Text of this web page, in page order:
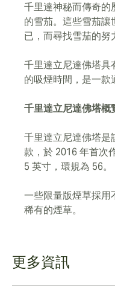
千里達神秘而傳奇
的雪茄。這些雪茄讓
已，而尋找雪茄的努
千里達立尼達佛塔具
的吸煙時間，是一款
千里達立尼達佛塔概
千里達立尼達佛塔是
款，於 2016 年首次
5 英寸，環規為 56。
一些限量版煙草採用
稀有的煙草。
更多資訊